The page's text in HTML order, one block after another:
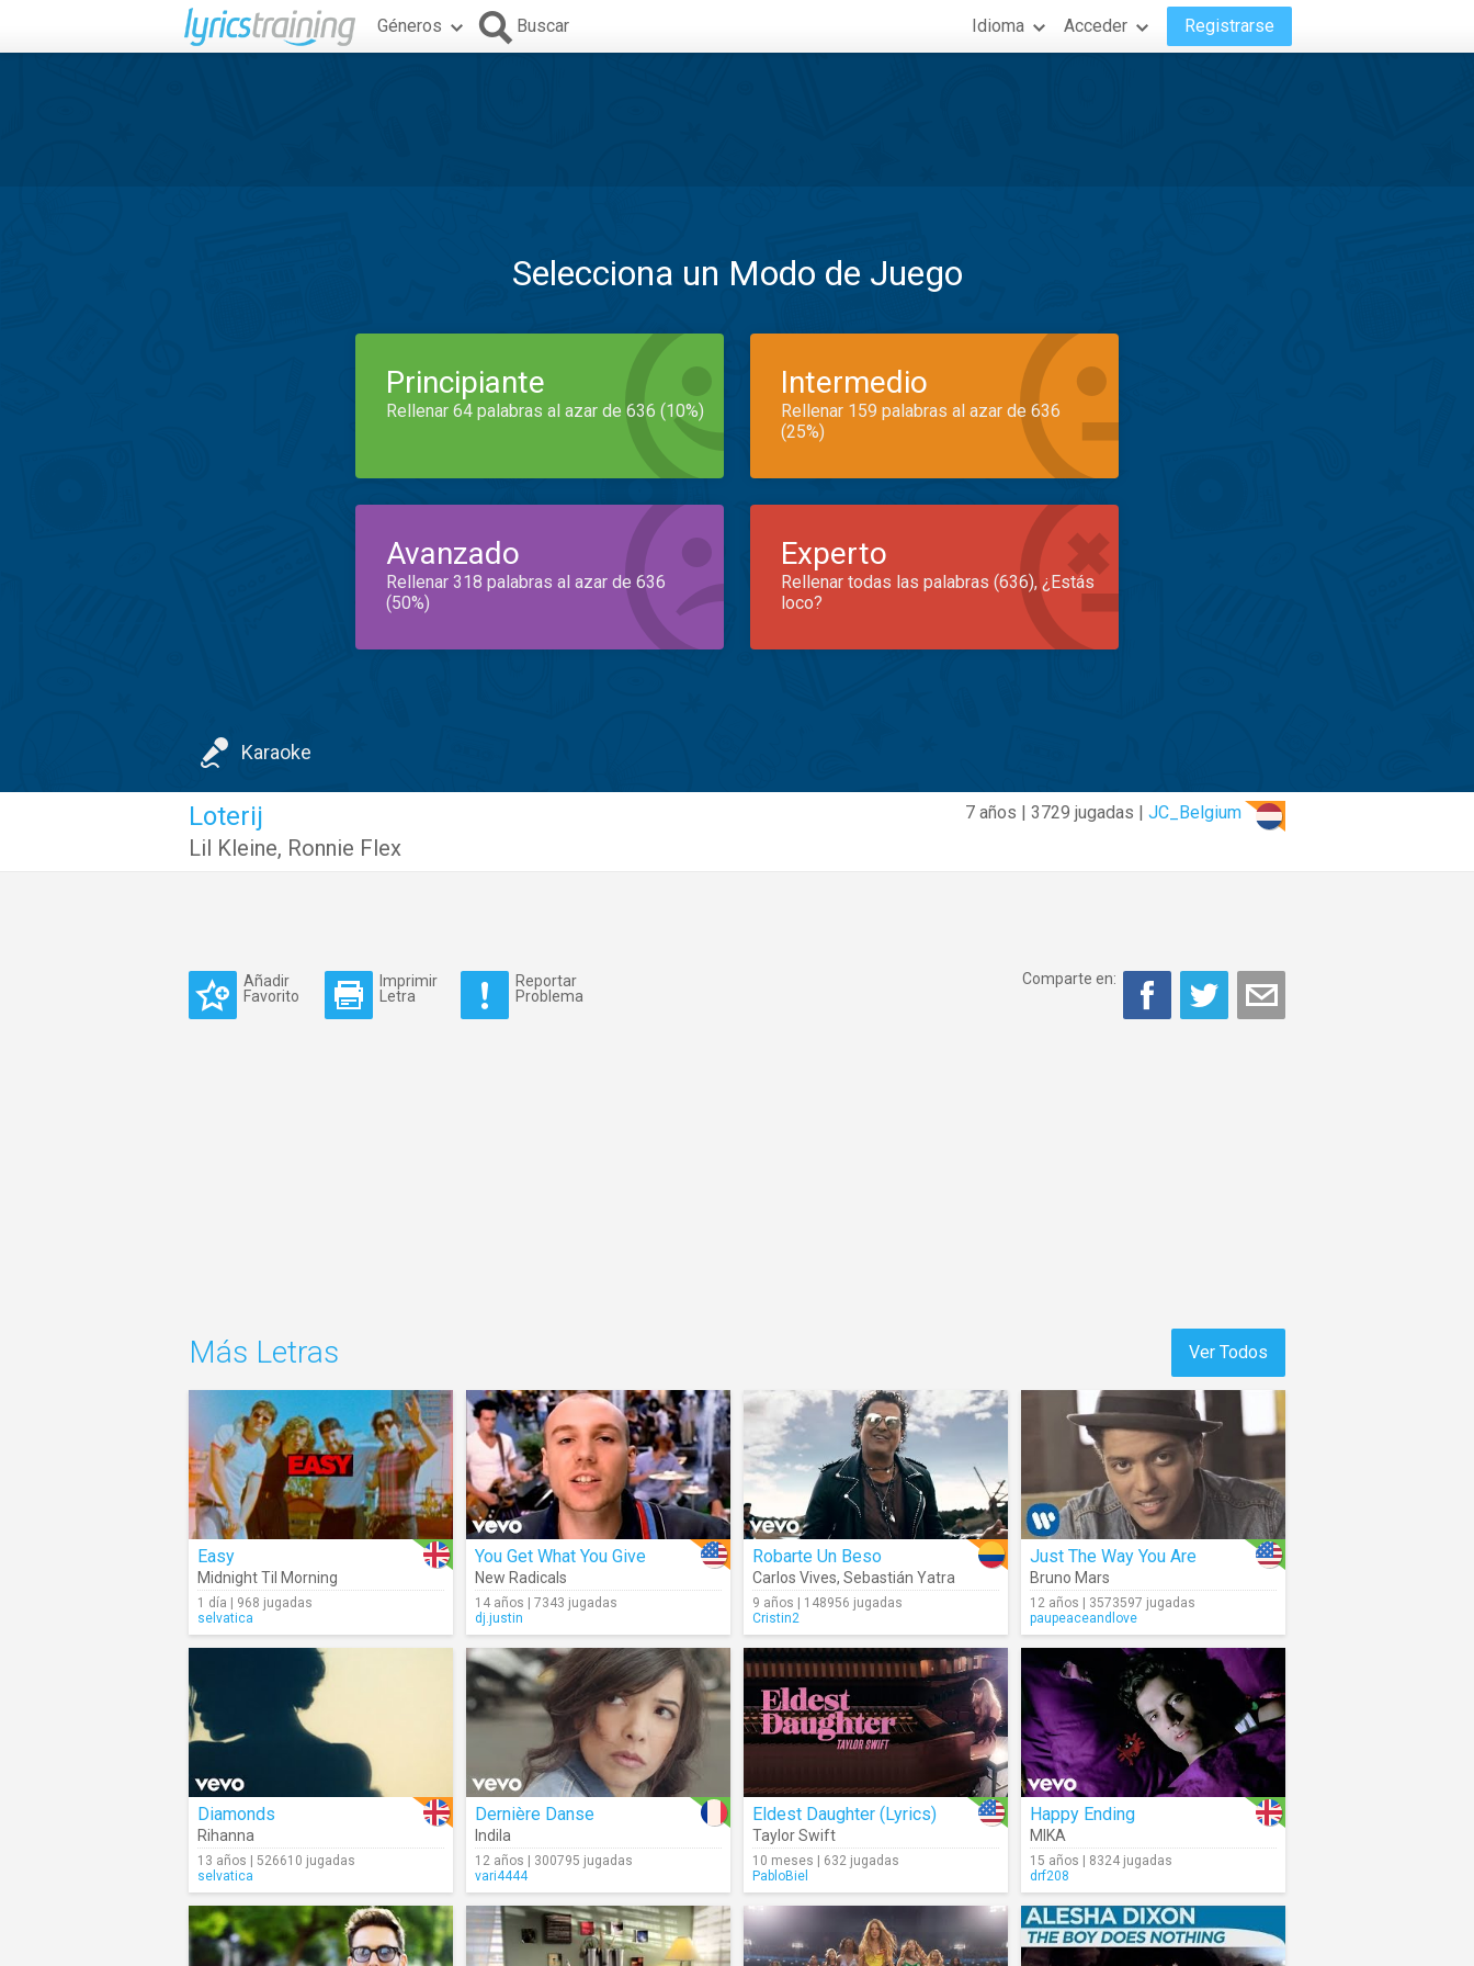
Géneros Buscar Idioma Acceder Registrarse
Selecciona un Modo de Juego
Principiante
Rellenar 64 palabras al azar de 636 (10%)
Intermedio
Rellenar 159 palabras al azar de 636
(25%)
Avanzado
Rellenar 318 palabras al azar de 636
(50%)
Experto
Rellenar todas las palabras (636), ¿Estás
loco?
Karaoke
7 años | 3729 jugadas | JC_Belgium
Loterij
Lil Kleine, Ronnie Flex
Añadir
Favorito
Imprimir
Letra
Reportar
Problema
Comparte en:
Ver Todos
Más Letras
Easy
Midnight Til Morning
1 día | 968 jugadas
selvatica
You Get What You Give
New Radicals
14 años | 7343 jugadas
dj.justin
Robarte Un Beso
Carlos Vives, Sebastián Yatra
9 años | 148956 jugadas
Cristin2
Just The Way You Are
Bruno Mars
12 años | 3573597 jugadas
paupeaceandlove
Diamonds
Rihanna
13 años | 526610 jugadas
selvatica
Dernière Danse
Indila
12 años | 300795 jugadas
vari4444
Eldest Daughter (Lyrics)
Taylor Swift
10 meses | 632 jugadas
PabloBiel
Happy Ending
MIKA
15 años | 8324 jugadas
drf208